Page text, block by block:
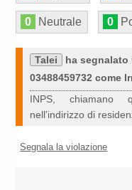
0 Neutrale 0
Talei
ha segnalato
03488459732 come
INPS, chiamano
nell'indirizzo di
Segnala la violazione